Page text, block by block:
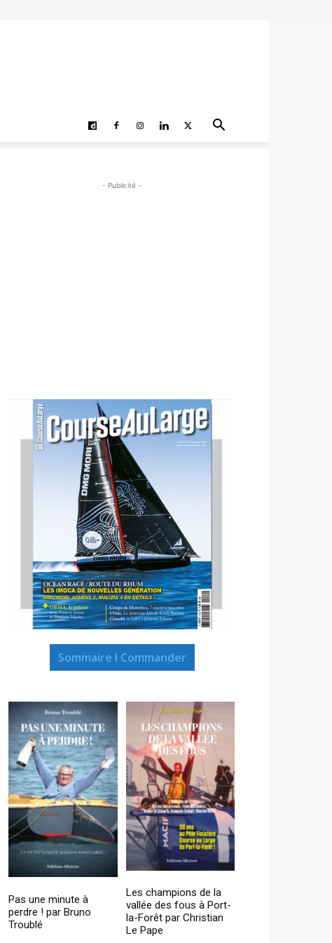
- Publicité -
Sommaire I Commander
Pas une minute à
perdre ! par Bruno
Troublé
Les champions de la
vallée des fous à Port-
la-Forêt par Christian
Le Pape